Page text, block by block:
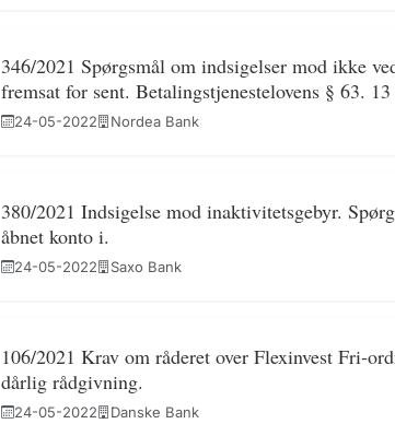
346/2021 Spørgsmål om indsigelser mod ikke
fremsat for sent. Betalingstjenestelovens § 63.
24-05-2022 Nordea Bank
380/2021 Indsigelse mod inaktivitetsgebyr.
åbnet konto i.
24-05-2022 Saxo Bank
106/2021 Krav om råderet over Flexinvest Fri-
dårlig rådgivning.
24-05-2022 Danske Bank